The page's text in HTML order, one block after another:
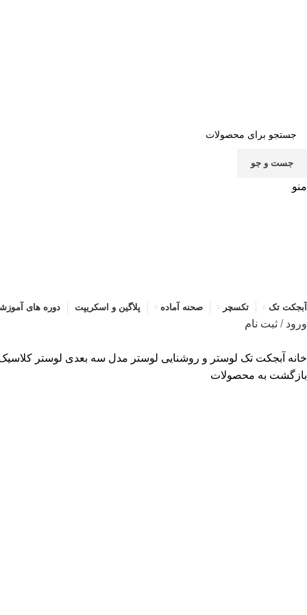
جست و جو
منو
آبجکت تک تکسچر صحنه آماده پلاگین و اسکریپت دوره های
ورود / ثبت نام
خانه آبجکت تک لوستر و روشنایی لوستر مدل سه بعدی لوستر کلاسیک
بازگشت به محصولات